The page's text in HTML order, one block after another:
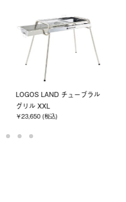
LOGOS LAND チューブラル
グリル L